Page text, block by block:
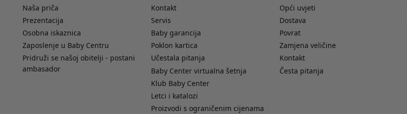
Naša priča
Prezentacija
Osobna iskaznica
Zaposlenje u Baby Centru
Pridruži se našoj obitelji - postani
ambasador
Kontakt
Servis
Baby garancija
Poklon kartica
Učestala pitanja
Baby Center virtualna šetnja
Klub Baby Center
Letci i katalozi
Proizvodi s ograničenim cijenama
Opći uvjeti
Dostava
Povrat
Zamjena veličine
Kontakt
Česta pitanja